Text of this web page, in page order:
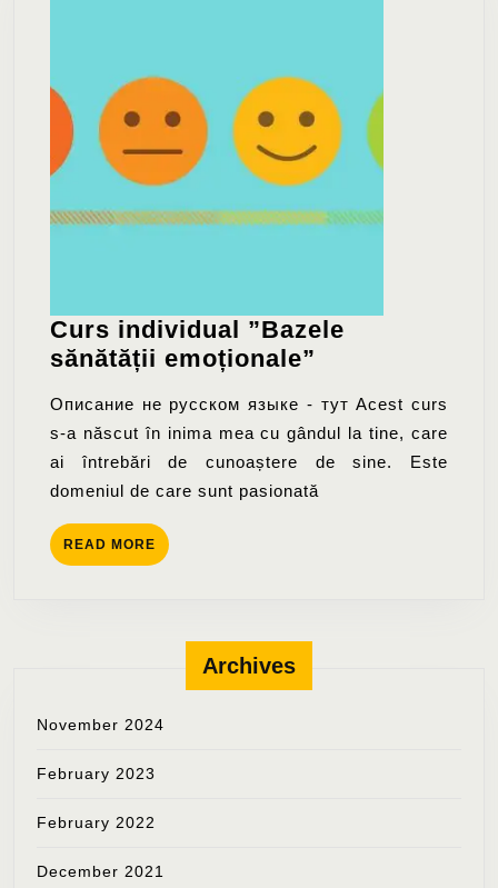
Curs individual ”Bazele
sănătății emoționale”
”Bazele
sănătății
emoționale”
Описание не русском языке - тут Acest curs
s-a născut în inima mea cu gândul la tine, care
ai întrebări de cunoaștere de sine. Este
domeniul de care sunt pasionată
READ MORE READ
MORE
Archives
November 2024
February 2023
February 2022
December 2021